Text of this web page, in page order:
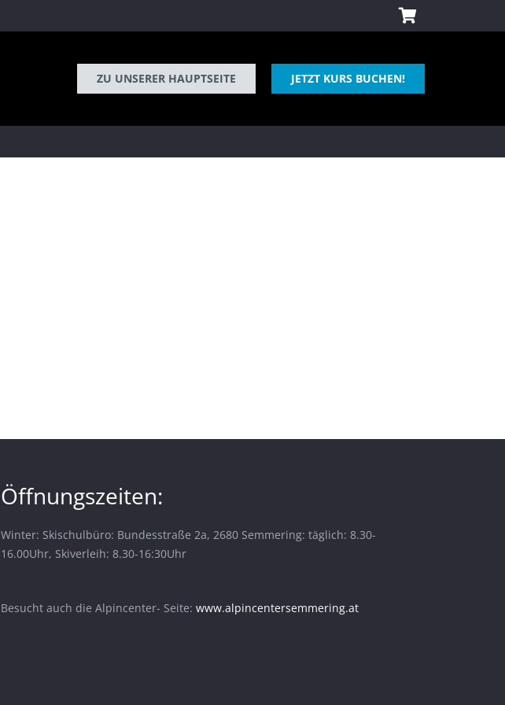
ZU UNSERER HAUPTSEITE JETZT KURS BUCHEN!
Öffnungszeiten:
Winter: Skischulbüro: Bundesstraße 2a, 2680 Semmering: täglich: 8.30-
16.00Uhr, Skiverleih: 8.30-16:30Uhr
Besucht auch die Alpincenter- Seite: www.alpincentersemmering.at